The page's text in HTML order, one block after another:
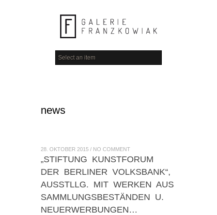
news
28. OKTOBER 2015 / NO COMMENT
„STIFTUNG KUNSTFORUM
DER BERLINER VOLKSBANK“,
AUSSTLLG. MIT WERKEN AUS
SAMMLUNGSBESTÄNDEN U.
NEUERWERBUNGEN…